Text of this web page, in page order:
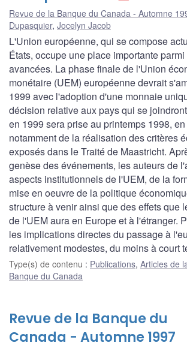
Revue de la Banque du Canada - Automne
Dupasquier, Jocelyn Jacob
L'Union européenne, qui se compose
États, occupe une place importante
avancées. La phase finale de l'Union
monétaire (UEM) européenne devrait
1999 avec l'adoption d'une monnaie
décision relative aux pays qui se
en 1999 sera prise au printemps 1998,
notamment de la réalisation des critères
exposés dans le Traité de Maastricht.
genèse des événements, les auteurs de
aspects institutionnels de l'UEM, de la
mise en oeuvre de la politique
structure à venir ainsi que des effets que
de l'UEM aura en Europe et à l'étranger.
les implications directes du passage à
relativement modestes, du moins à court
Type(s) de contenu : Publications, Articles de
Banque du Canada
Revue de la Banque du
Canada - Automne 1997